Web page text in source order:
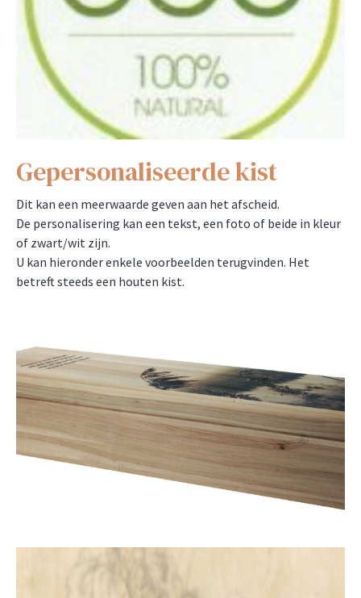
Gepersonaliseerde kist
Dit kan een meerwaarde geven aan het afscheid.
De personalisering kan een tekst, een foto of beide in kleur
of zwart/wit zijn.
U kan hieronder enkele voorbeelden terugvinden. Het
betreft steeds een houten kist.